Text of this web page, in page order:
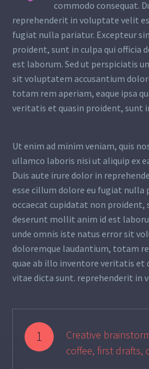
commodo consequat.
reprehenderit in voluptate velit
fugiat nulla pariatur. Excepteur
proident, sunt in culpa qui officia
est laborum. Sed ut perspiciatis
sit voluptatem accusantium
totam rem aperiam, eaque ipsa
veritatis et quasin proident, sunt
Ut enim ad minim veniam, quis
ullamco laboris nisi ut aliquip ex
Duis aute irure dolor in
esse cillum dolore eu fugiat nulla
occaecat cupidatat non proident,
deserunt mollit anim id est
unde omnis iste natus error sit
doloremque laudantium, totam
quae ab illo inventore veritatis et
vitae dicta sunt. reprehenderit in
1
Creative
coffee, first drafts,